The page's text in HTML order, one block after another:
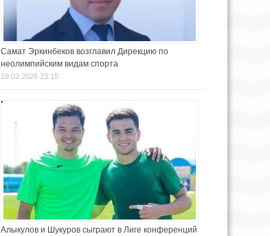
Самат Эркинбеков возглавил Дирекцию по
неолимпийским видам спорта
19.02.2026 23:15
Алыкулов и Шукуров сыграют в Лиге конференций